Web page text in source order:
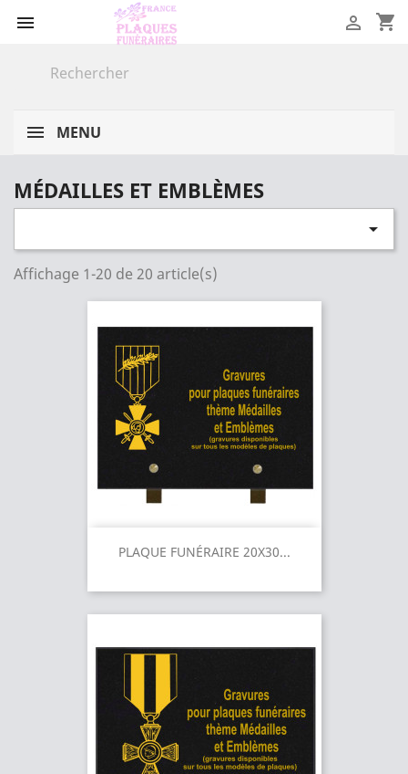
 shopping_cart

MENU
MÉDAILLES ET EMBLÈMES

Affichage 1-20 de 20 article(s)
PLAQUE FUNÉRAIRE 20X30...